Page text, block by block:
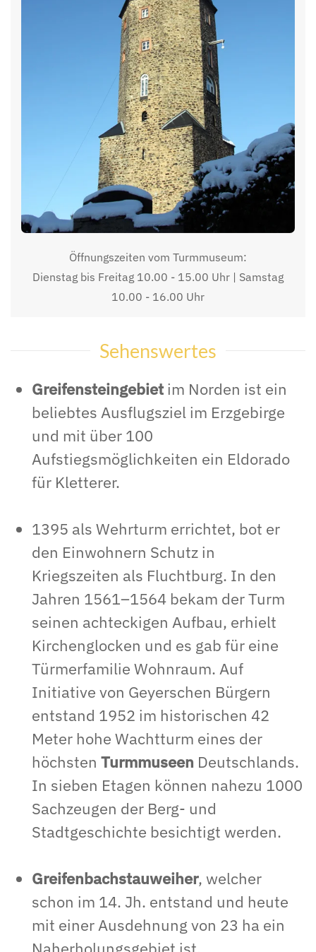
Öffnungszeiten vom Turmmuseum:
Dienstag bis Freitag 10.00 - 15.00 Uhr | Samstag
10.00 - 16.00 Uhr
Sehenswertes
Greifensteingebiet im Norden ist ein
beliebtes Ausflugsziel im Erzgebirge
und mit über 100
Aufstiegsmöglichkeiten ein Eldorado
für Kletterer.
1395 als Wehrturm errichtet, bot er
den Einwohnern Schutz in
Kriegszeiten als Fluchtburg. In den
Jahren 1561–1564 bekam der Turm
seinen achteckigen Aufbau, erhielt
Kirchenglocken und es gab für eine
Türmerfamilie Wohnraum. Auf
Initiative von Geyerschen Bürgern
entstand 1952 im historischen 42
Meter hohe Wachtturm eines der
höchsten Turmmuseen Deutschlands.
In sieben Etagen können nahezu 1000
Sachzeugen der Berg- und
Stadtgeschichte besichtigt werden.
Greifenbachstauweiher, welcher
schon im 14. Jh. entstand und heute
mit einer Ausdehnung von 23 ha ein